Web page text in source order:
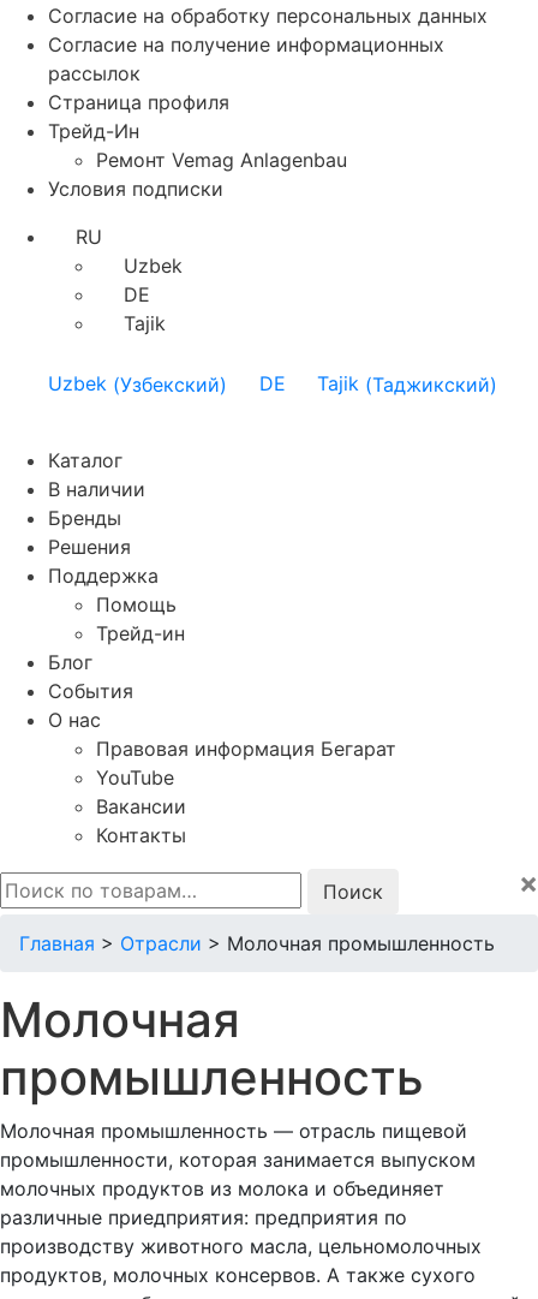
Согласие на обработку персональных данных
Согласие на получение информационных
рассылок
Страница профиля
Трейд-Ин
Ремонт Vemag Anlagenbau
Условия подписки
RU
Uzbek
DE
Tajik
Uzbek (Узбекский) DE Tajik (Таджикский)
Каталог
В наличии
Бренды
Решения
Поддержка
Помощь
Трейд-ин
Блог
События
О нас
Правовая информация Бегарат
YouTube
Вакансии
Контакты
Искать:
×
Главная > Отрасли > Молочная промышленность
Молочная
промышленность
Молочная промышленность — отрасль пищевой
промышленности, которая занимается выпуском
молочных продуктов из молока и объединяет
различные приедприятия: предприятия по
производству животного масла, цельномолочных
продуктов, молочных консервов. А также сухого